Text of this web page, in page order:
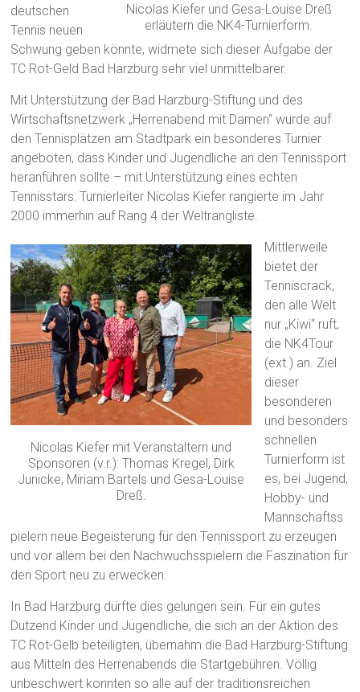
Nicolas Kiefer und Gesa-Louise Dreß
erläutern die NK4-Turnierform.
deutschen
Tennis neuen
Schwung geben könnte, widmete sich dieser Aufgabe der
TC Rot-Geld Bad Harzburg sehr viel unmittelbarer.
Mit Unterstützung der Bad Harzburg-Stiftung und des
Wirtschaftsnetzwerk „Herrenabend mit Damen“ wurde auf
den Tennisplätzen am Stadtpark ein besonderes Turnier
angeboten, dass Kinder und Jugendliche an den Tennissport
heranführen sollte – mit Unterstützung eines echten
Tennisstars: Turnierleiter Nicolas Kiefer rangierte im Jahr
2000 immerhin auf Rang 4 der Weltrangliste.
Nicolas Kiefer mit Veranstaltern und
Sponsoren (v.r.): Thomas Kregel, Dirk
Junicke, Miriam Bartels und Gesa-Louise
Dreß.
Mittlerweile
bietet der
Tenniscrack,
den alle Welt
nur „Kiwi“ ruft,
die NK4Tour
(ext.) an. Ziel
dieser
besonderen
und besonders
schnellen
Turnierform ist
es, bei Jugend,
Hobby- und
Mannschaftss
pielern neue Begeisterung für den Tennissport zu erzeugen
und vor allem bei den Nachwuchsspielern die Faszination für
den Sport neu zu erwecken.
In Bad Harzburg dürfte dies gelungen sein. Für ein gutes
Dutzend Kinder und Jugendliche, die sich an der Aktion des
TC Rot-Gelb beteiligten, übernahm die Bad Harzburg-Stiftung
aus Mitteln des Herrenabends die Startgebühren. Völlig
unbeschwert konnten so alle auf der traditionsreichen